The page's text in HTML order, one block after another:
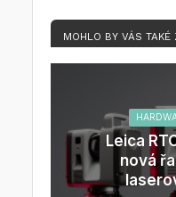
MOHLO BY VÁS TAKÉ
Leica
nová